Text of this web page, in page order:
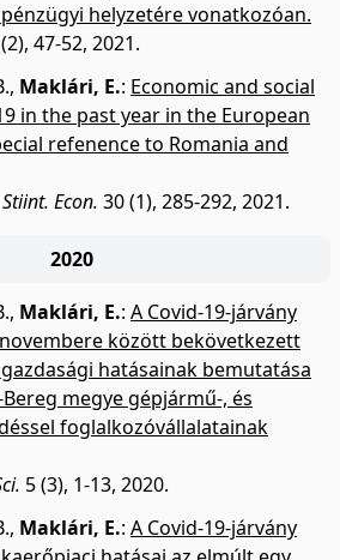
helyzetére vonatkozóan.
47-52, 2021.
, Maklári, E.: Economic and social
in the past year in the European
refenence to Romania and
Econ. 30 (1), 285-292, 2021.
2020
, Maklári, E.: A Covid-19-járvány
között bekövetkezett
hatásainak bemutatása
megye gépjármű-, és
foglalkozóvállalatainak
5 (3), 1-13, 2020.
, Maklári, E.: A Covid-19-járvány